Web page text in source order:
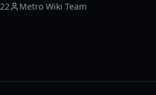
Metro Wiki Team